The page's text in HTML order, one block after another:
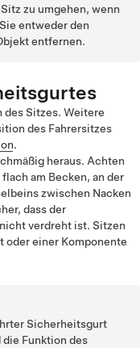
zu umgehen, wenn
entweder den
entfernen.
des Sitzes. Weitere
des Fahrersitzes
.
heraus. Achten
am Becken, an der
zwischen Nacken
dass der
verdreht ist. Sitzen
oder einer Komponente
Sicherheitsgurt
die Funktion des